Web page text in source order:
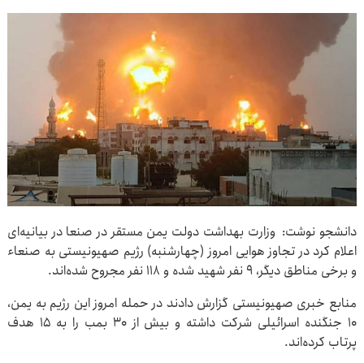
دانشجو نوشت: وزارت بهداشت دولت یمن مستقر در صنعا در بیانیه‌ای
اعلام کرد در تجاوز هوایی امروز (چهارشنبه) رژیم صهیونیستی به صنعاء
و برخی مناطق دیگر، ۹ نفر شهید شده و ۱۱۸ نفر مجروح شده‌اند.
منابع خبری صهیونیستی گزارش دادند در حمله امروز این رژیم به یمن،
۱۰ جنگنده اسرائیلی شرکت داشته و بیش از ۳۰ بمب را به ۱۵ هدف
پرتاب کرده‌اند.